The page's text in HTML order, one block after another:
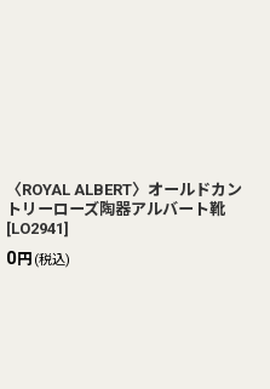
〈ROYAL ALBERT〉オールドカン
トリーローズ陶器アルバート靴
[LO2941]
0円 (税込)